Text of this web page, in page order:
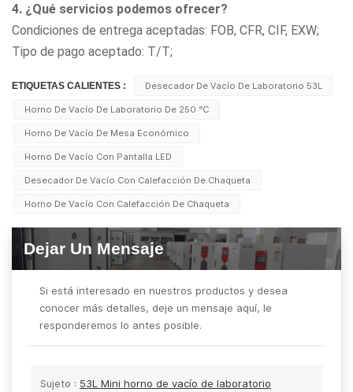
4. ¿Qué servicios podemos ofrecer?
Condiciones de entrega aceptadas: FOB, CFR, CIF, EXW;
Tipo de pago aceptado: T/T;
ETIQUETAS CALIENTES : Desecador De Vacío De Laboratorio 53L
Horno De Vacío De Laboratorio De 250 ℃
Horno De Vacío De Mesa Económico
Horno De Vacío Con Pantalla LED
Desecador De Vacío Con Calefacción De Chaqueta
Horno De Vacío Con Calefacción De Chaqueta
Dejar Un Mensaje
Si está interesado en nuestros productos y desea
conocer más detalles, deje un mensaje aquí, le
responderemos lo antes posible.
Sujeto : 53L Mini horno de vacío de laboratorio